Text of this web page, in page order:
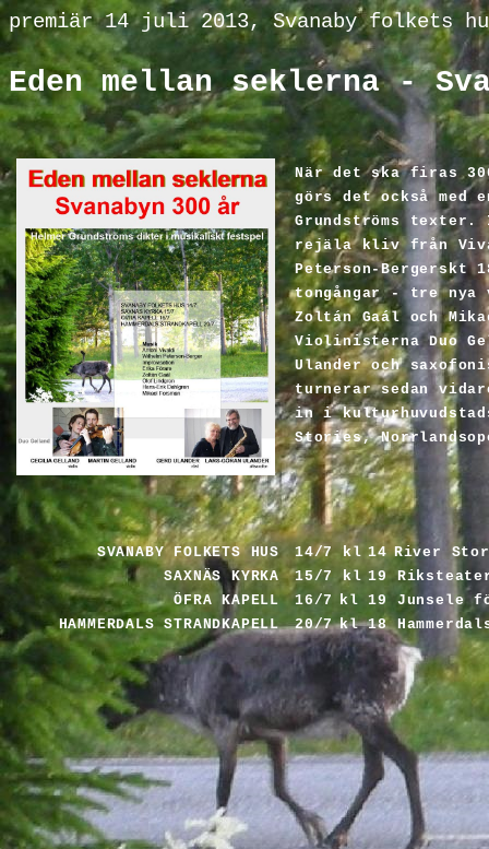
premiär14juli 2013,Svanaby folkets
Eden mellan seklerna -
När det ska firas
görs det också med
Grundströms texter.
rejäla kliv från
Peterson-Bergerskt
tongångar - tre nya
Zoltán Gaál och
Violinisterna Duo
Ulander och
turnerar sedan
in i
Stories,
SVANABY FOLKETS HUS
SAXNÄS KYRKA
ÖFRA KAPELL
HAMMERDALS STRANDKAPELL
14/7 kl 14 River
15/7 kl 19
16/7 kl 19
Junsele
20/7 kl 18